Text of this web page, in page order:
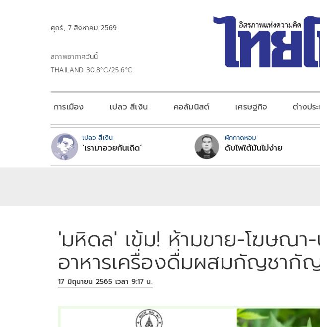
ศุกร์, 7 สิงหาคม 2569
สภาพอากาศวันนี้
THAILAND 30.8°C/25.6°C
การเมือง เปลว สีเงิน คอลัมนิสต์ เศรษฐกิจ ต่างปร
เปลว สีเงิน
‘เรามาอวยกันเถิด’
ผักกาดหอม
ดับไฟใต้มันไม่ง่าย
'มหิดล' เข้ม! ห้ามขาย-โฆษณา
อาหารเครื่องดื่มผสมกัญชากั
17 มิถุนายน 2565 เวลา 9:17 น.